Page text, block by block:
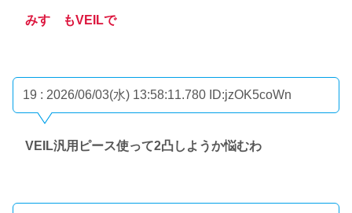
みすゞもVEILで
19 : 2026/06/03(水) 13:58:11.780 ID:jzOK5coWn
VEIL汎用ピース使って2凸しようか悩むわ